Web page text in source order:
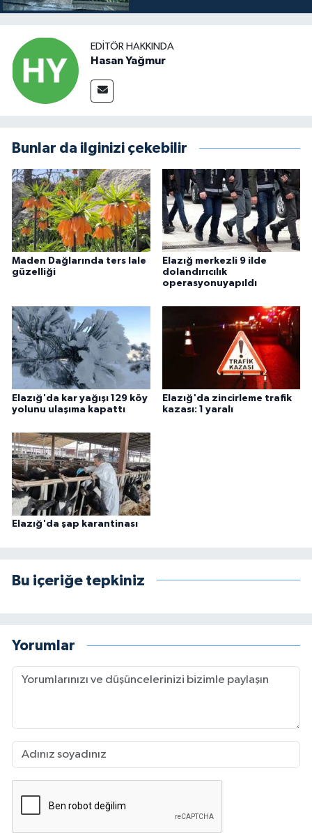
EDITÖR HAKKINDA
Hasan Yağmur
Bunlar da ilginizi çekebilir
Maden Dağlarında ters lale
güzelliği
Elazığ merkezli 9 ilde
dolandırıcılık
operasyonuyapıldı
Elazığ'da kar yağışı 129 köy
yolunu ulaşıma kapattı
Elazığ'da zincirleme trafik
kazası: 1 yaralı
Elazığ'da şap karantinası
Bu içeriğe tepkiniz
Yorumlar